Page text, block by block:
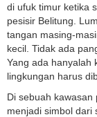
di ufuk timur ketika
pesisir Belitung.
tangan masing-
kecil. Tidak ada
Yang ada hanyalah
lingkungan harus
Di sebuah
menjadi simbol dari